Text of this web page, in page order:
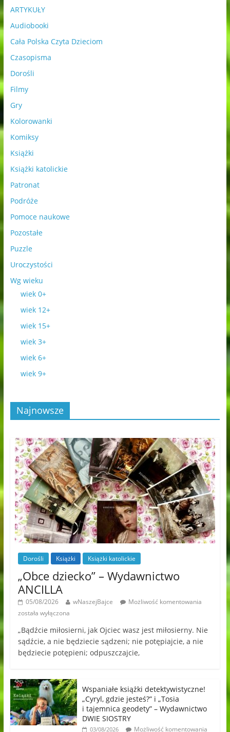
ARTYKUŁY
Audiobooki
Cała Polska Czyta Dzieciom
Czasopisma
Dorośli
Filmy
Gry
Kolorowanki
Komiksy
Książki
Książki katolickie
Patronat
Podróże
Pomoce naukowe
Pozostałe
Puzzle
Uroczystości
Wg wieku
wiek 0+
wiek 12+
wiek 15+
wiek 3+
wiek 6+
wiek 9+
Najnowsze
Dorośli Książki Książki katolickie
„Obce dziecko” – Wydawnictwo
ANCILLA
05/08/2026 wNaszejBajce
Możliwość komentowania
została wyłączona
„Bądźcie miłosierni, jak Ojciec wasz jest miłosierny. Nie
sądźcie, a nie będziecie sądzeni; nie potępiajcie, a nie
będziecie potępieni; odpuszczajcie,
Wspaniałe książki detektywistyczne!
„Cyryl, gdzie jesteś?” i „Tosia
i tajemnica geodety” – Wydawnictwo
DWIE SIOSTRY
03/08/2026
Możliwość komentowania